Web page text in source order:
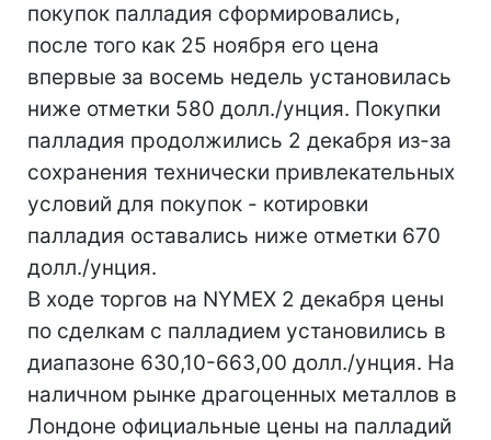
покупок палладия сформировались,
после того как 25 ноября его цена
впервые за восемь недель установилась
ниже отметки 580 долл./унция. Покупки
палладия продолжились 2 декабря из-за
сохранения технически привлекательных
условий для покупок - котировки
палладия оставались ниже отметки 670
долл./унция.
В ходе торгов на NYMEX 2 декабря цены
по сделкам с палладием установились в
диапазоне 630,10-663,00 долл./унция. На
наличном рынке драгоценных металлов в
Лондоне официальные цены на палладий